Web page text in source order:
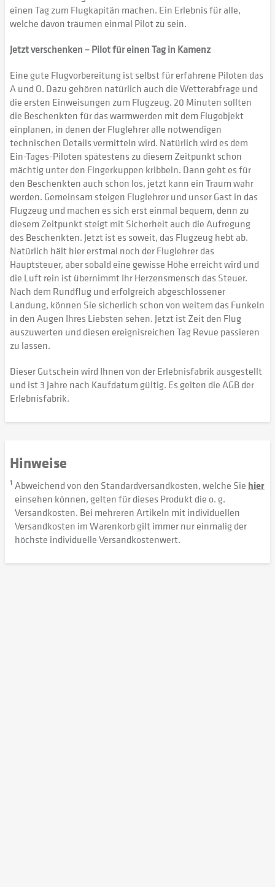
einen Tag zum Flugkapitän machen. Ein Erlebnis für alle,
welche davon träumen einmal Pilot zu sein.
Jetzt verschenken – Pilot für einen Tag in Kamenz
Eine gute Flugvorbereitung ist selbst für erfahrene Piloten das
A und O. Dazu gehören natürlich auch die Wetterabfrage und
die ersten Einweisungen zum Flugzeug. 20 Minuten sollten
die Beschenkten für das warmwerden mit dem Flugobjekt
einplanen, in denen der Fluglehrer alle notwendigen
technischen Details vermitteln wird. Natürlich wird es dem
Ein-Tages-Piloten spätestens zu diesem Zeitpunkt schon
mächtig unter den Fingerkuppen kribbeln. Dann geht es für
den Beschenkten auch schon los, jetzt kann ein Traum wahr
werden. Gemeinsam steigen Fluglehrer und unser Gast in das
Flugzeug und machen es sich erst einmal bequem, denn zu
diesem Zeitpunkt steigt mit Sicherheit auch die Aufregung
des Beschenkten. Jetzt ist es soweit, das Flugzeug hebt ab.
Natürlich hält hier erstmal noch der Fluglehrer das
Hauptsteuer, aber sobald eine gewisse Höhe erreicht wird und
die Luft rein ist übernimmt Ihr Herzensmensch das Steuer.
Nach dem Rundflug und erfolgreich abgeschlossener
Landung, können Sie sicherlich schon von weitem das Funkeln
in den Augen Ihres Liebsten sehen. Jetzt ist Zeit den Flug
auszuwerten und diesen ereignisreichen Tag Revue passieren
zu lassen.
Dieser Gutschein wird Ihnen von der Erlebnisfabrik ausgestellt
und ist 3 Jahre nach Kaufdatum gültig. Es gelten die AGB der
Erlebnisfabrik.
Hinweise
1 Abweichend von den Standardversandkosten, welche Sie hier
einsehen können, gelten für dieses Produkt die o. g.
Versandkosten. Bei mehreren Artikeln mit individuellen
Versandkosten im Warenkorb gilt immer nur einmalig der
höchste individuelle Versandkostenwert.